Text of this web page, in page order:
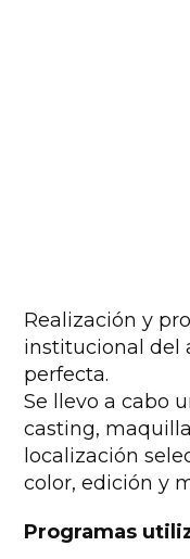
Realización y
institucional del
perfecta.
Se llevo a cabo
casting,
localización
color, edición y
Programas